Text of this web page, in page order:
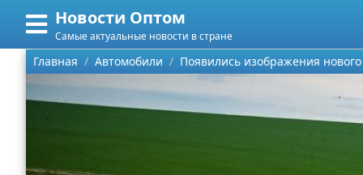
Новости Оптом
Самые актуальные новости в стране
Меню
Главная
Автомобили
О проекте
Главная Автомобили Появились изображения